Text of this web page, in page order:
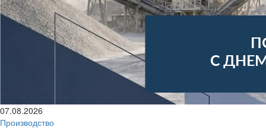
Поздравляем с Днем Строителя!
Подробнее